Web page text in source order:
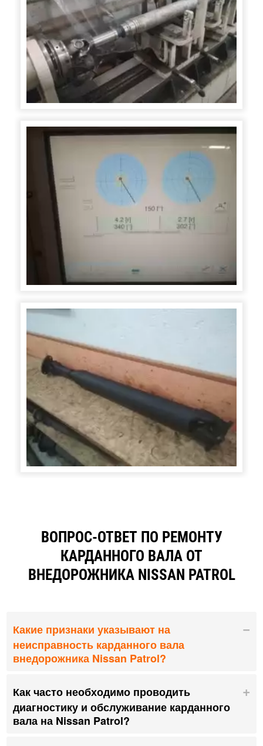
ВОПРОС-ОТВЕТ ПО РЕМОНТУ
КАРДАННОГО ВАЛА ОТ
ВНЕДОРОЖНИКА NISSAN PATROL
Какие признаки указывают на
неисправность карданного вала
внедорожника Nissan Patrol?
Как часто необходимо проводить
диагностику и обслуживание карданного
вала на Nissan Patrol?